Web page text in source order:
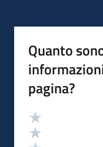
Quanto
pagina?
Valutazione